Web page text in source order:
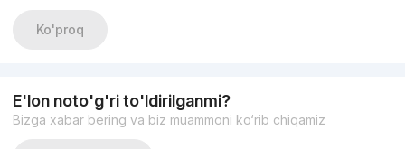
недвижимости: „JZ STAR ESTATE” График работы; от 10:00
до 19:00.
Ko'proq
E'lon noto'g'ri to'ldirilganmi?
Bizga xabar bering va biz muammoni ko‘rib chiqamiz